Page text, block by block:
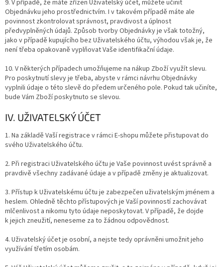
9. V případě, že máte zřízen Uživatelský účet, můžete učinit
Objednávku jeho prostřednictvím. I v takovém případě máte ale
povinnost zkontrolovat správnost, pravdivost a úplnost
předvyplněných údajů. Způsob tvorby Objednávky je však totožný,
jako v případě kupujícího bez Uživatelského účtu, výhodou však je, že
není třeba opakovaně vyplňovat Vaše identifikační údaje.
10. V některých případech umožňujeme na nákup Zboží využít slevu.
Pro poskytnutí slevy je třeba, abyste v rámci návrhu Objednávky
vyplnili údaje o této slevě do předem určeného pole. Pokud tak učiníte,
bude Vám Zboží poskytnuto se slevou.
IV. UŽIVATELSKÝ ÚČET
1. Na základě Vaší registrace v rámci E-shopu můžete přistupovat do
svého Uživatelského účtu.
2. Při registraci Uživatelského účtu je Vaše povinnost uvést správně a
pravdivě všechny zadávané údaje a v případě změny je aktualizovat.
3. Přístup k Uživatelskému účtu je zabezpečen uživatelským jménem a
heslem. Ohledně těchto přístupových je Vaší povinností zachovávat
mlčenlivost a nikomu tyto údaje neposkytovat. V případě, že dojde
k jejich zneužití, neneseme za to žádnou odpovědnost.
4. Uživatelský účet je osobní, a nejste tedy oprávněni umožnit jeho
využívání třetím osobám.